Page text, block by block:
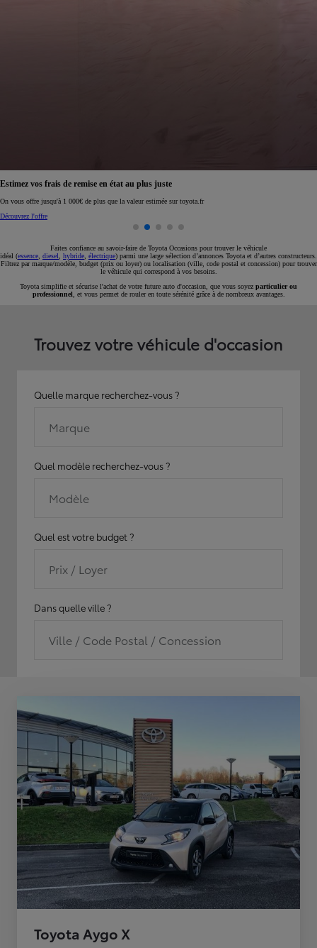
Réservez en ligne votre occasion pour 1€ seulement
Réservez en ligne
Faites confiance au savoir-faire de Toyota Occasions pour trouver le véhicule
idéal (essence diesel hybride électrique) parmi une large sélection d’annonces Toyota et d’autres constructeurs.
Filtrez par marque/modèle, budget (prix ou loyer) ou localisation (ville, code postal et concession) pour trouver
le véhicule qui correspond à vos besoins.
Toyota simplifie et sécurise l'achat de votre future auto d'occasion, que vous soyez particulier ou
professionnel , et vous permet de rouler en toute sérénité grâce à de nombreux avantages.
Trouvez votre véhicule d'occasion
Quelle marque recherchez-vous ?
Marque
Quel modèle recherchez-vous ?
Modèle
Quel est votre budget ?
Prix / Loyer
Dans quelle ville ?
Ville / Code Postal / Concession
Toyota Aygo X